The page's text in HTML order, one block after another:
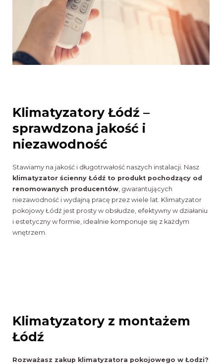
Klimatyzatory Łódź –
sprawdzona jakość i
niezawodność
Stawiamy na jakość i długotrwałość naszych instalacji. Nasz
klimatyzator ścienny Łódź to produkt pochodzący od
renomowanych producentów, gwarantujących
niezawodność i wydajną pracę przez wiele lat. Klimatyzator
pokojowy Łódź jest prosty w obsłudze, efektywny w działaniu
i estetyczny w formie, idealnie komponuje się z każdym
wnętrzem.
Klimatyzatory z montażem
Łódź
Rozważasz zakup klimatyzatora pokojowego w Łodzi?